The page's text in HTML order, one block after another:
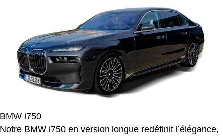
BMW i750
Notre BMW i750 en version longue redéfinit l’élégance,